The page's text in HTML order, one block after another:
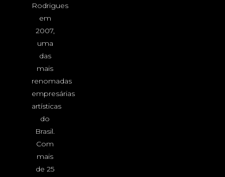
Rodrigues
em
2007,
uma
das
mais
renomadas
empresárias
artísticas
do
Brasil.
Com
mais
de 25